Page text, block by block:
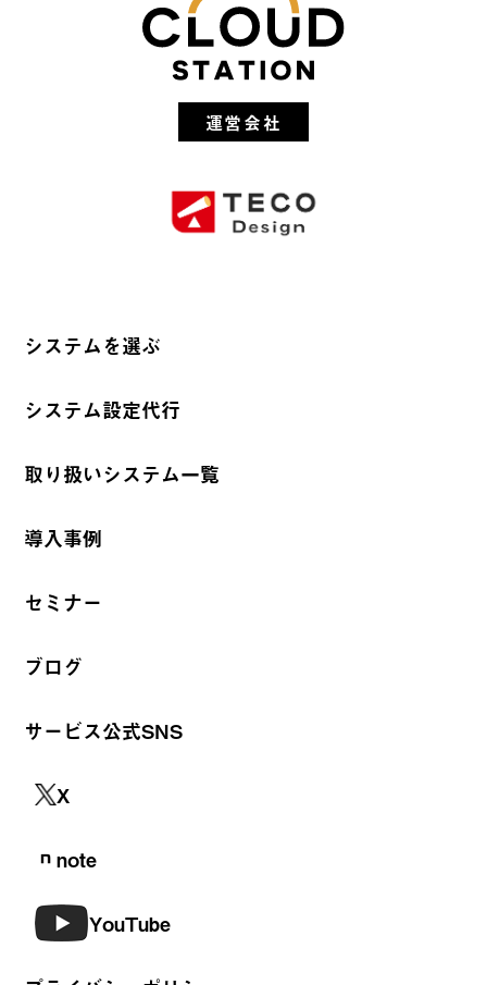
運営会社
システムを選ぶ
システム設定代行
取り扱いシステム一覧
導入事例
セミナー
ブログ
サービス公式SNS
X
note
YouTube